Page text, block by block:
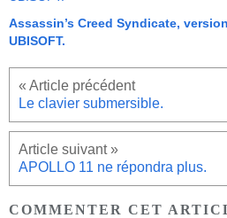
Assassin’s Creed Syndicate,
UBISOFT.
Le clavier submersible.
APOLLO 11 ne répondra plus.
COMMENTER CET